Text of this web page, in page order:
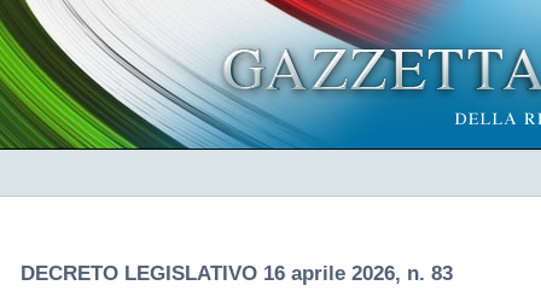
DECRETO LEGISLATIVO 16 aprile 2026, n. 83